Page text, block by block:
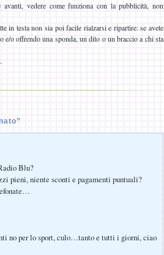
vedere come funziona con la pubblicità, non
in testa non sia poi facile rialzarsi e ripartire: se avete
e/o offrendo una sponda, un dito o un braccio a chi sta
Blu?
pieni, niente sconti e pagamenti puntuali?
no per lo sport, culo…tanto e tutti i giorni, ciao